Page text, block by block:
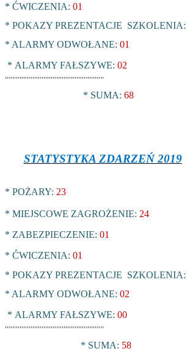
* ĆWICZENIA: 01
* POKAZY PREZENTACJE SZKOLENIA:
* ALARMY ODWOŁANE: 01
* ALARMY FAŁSZYWE: 02
,,,,,,,,,,,,,,,,,,,,,,,,,,,,,,,,,,,,,,,,,,,,,,,,,,,,,,
* SUMA: 68
STATYSTYKA ZDARZEŃ 2019
* POŻARY: 23
* MIEJSCOWE ZAGROŻENIE: 24
* ZABEZPIECZENIE: 01
* ĆWICZENIA: 01
* POKAZY PREZENTACJE SZKOLENIA:
* ALARMY ODWOŁANE: 02
* ALARMY FAŁSZYWE: 00
,,,,,,,,,,,,,,,,,,,,,,,,,,,,,,,,,,,,,,,,,,,,,,,,,,,,,,
* SUMA: 58